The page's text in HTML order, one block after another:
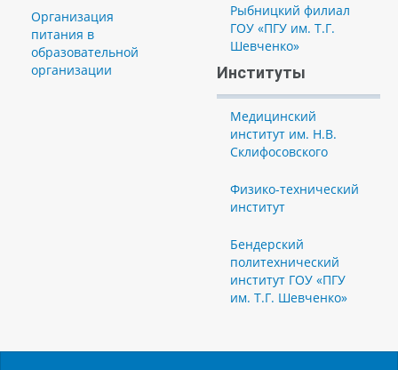
Организация
питания в
образовательной
организации
Рыбницкий филиал
ГОУ «ПГУ им. Т.Г.
Шевченко»
Институты
Медицинский
институт им. Н.В.
Склифосовского
Физико-технический
институт
Бендерский
политехнический
институт ГОУ «ПГУ
им. Т.Г. Шевченко»